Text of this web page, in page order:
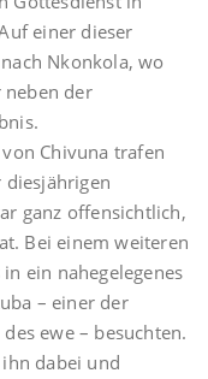
einer dieser
Nkonkola, wo
neben der
Chivuna trafen
diesjährigen
ganz offensichtlich,
Bei einem weiteren
ein nahegelegenes
– einer der
ewe – besuchten.
dabei und